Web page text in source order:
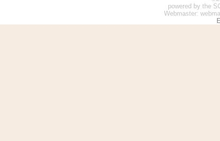
powered by the
Webmaster: